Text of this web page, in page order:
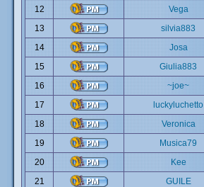
12
Vega
13
silvia883
14
Josa
15
Giulia883
16
~joe~
17
luckyluchetto
18
Veronica
19
Musica79
20
Kee
21
GUILE